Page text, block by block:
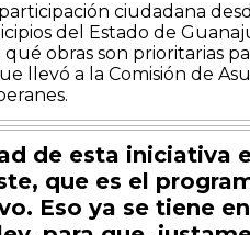
ciudadana
del Estado de
obras son prioritarias
llevó a la Comisión de
de esta iniciativa
que es el
Eso ya se tiene